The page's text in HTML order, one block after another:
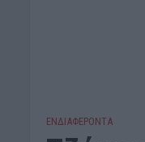
ΕΝΔΙΑΦΕΡΟΝΤΑ